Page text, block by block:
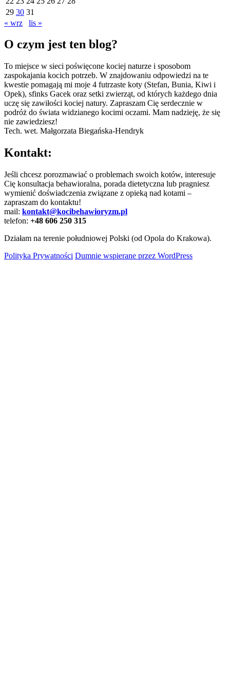
29 30 31
« wrz
lis »
O czym jest ten blog?
To miejsce w sieci poświęcone kociej naturze i sposobom
zaspokajania kocich potrzeb. W znajdowaniu odpowiedzi na te
kwestie pomagają mi moje 4 futrzaste koty (Stefan, Bunia, Kiwi i
Opek), sfinks Gacek oraz setki zwierząt, od których każdego dnia
uczę się zawiłości kociej natury. Zapraszam Cię serdecznie w
podróż do świata widzianego kocimi oczami. Mam nadzieję, że się
nie zawiedziesz!
Tech. wet. Małgorzata Biegańska-Hendryk
Kontakt:
Jeśli chcesz porozmawiać o problemach swoich kotów, interesuje
Cię konsultacja behawioralna, porada dietetyczna lub pragniesz
wymienić doświadczenia związane z opieką nad kotami –
zapraszam do kontaktu!
mail: kontakt@kocibehawioryzm.pl
telefon: +48 606 250 315
Działam na terenie południowej Polski (od Opola do Krakowa).
Polityka Prywatności Dumnie wspierane przez WordPress